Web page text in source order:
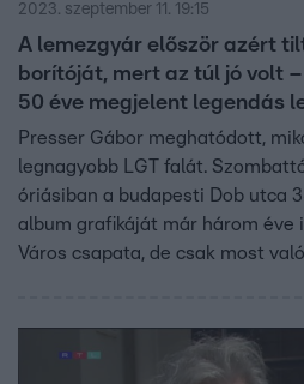
2023. szeptember 11. 19:15
A lemezgyár először azért
borítóját, mert az túl jó volt
50 éve megjelent legendás
Presser Gábor meghatódott,
legnagyobb LGT falát.
óriásiban a budapesti Dob utca
album grafikáját már három éve
Város csapata, de csak most
négyesfogatból sajnos már csak
album borítójának grafikusa,